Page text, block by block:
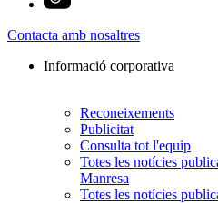
Contacta amb nosaltres
Informació corporativa
Reconeixements
Publicitat
Consulta tot l'equip
Totes les notícies
Manresa
Totes les notícies